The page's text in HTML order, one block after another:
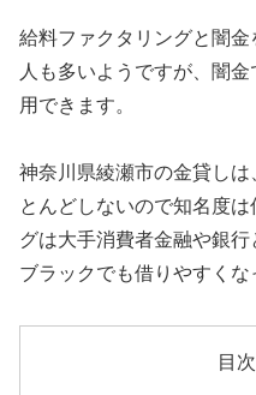
給料ファクタリングと闇
人も多いようですが、闇
用できます。
神奈川県綾瀬市の金貸し
とんどしないので知名度
グは大手消費者金融や銀
ブラックでも借りやすくな
目次